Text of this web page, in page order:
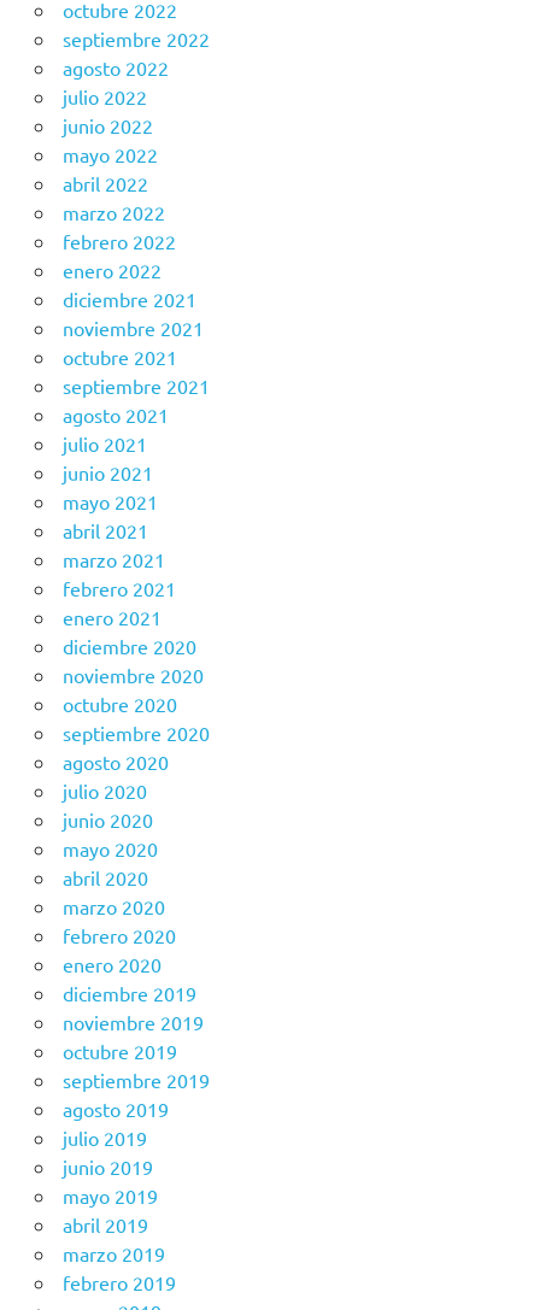
octubre 2022
septiembre 2022
agosto 2022
julio 2022
junio 2022
mayo 2022
abril 2022
marzo 2022
febrero 2022
enero 2022
diciembre 2021
noviembre 2021
octubre 2021
septiembre 2021
agosto 2021
julio 2021
junio 2021
mayo 2021
abril 2021
marzo 2021
febrero 2021
enero 2021
diciembre 2020
noviembre 2020
octubre 2020
septiembre 2020
agosto 2020
julio 2020
junio 2020
mayo 2020
abril 2020
marzo 2020
febrero 2020
enero 2020
diciembre 2019
noviembre 2019
octubre 2019
septiembre 2019
agosto 2019
julio 2019
junio 2019
mayo 2019
abril 2019
marzo 2019
febrero 2019